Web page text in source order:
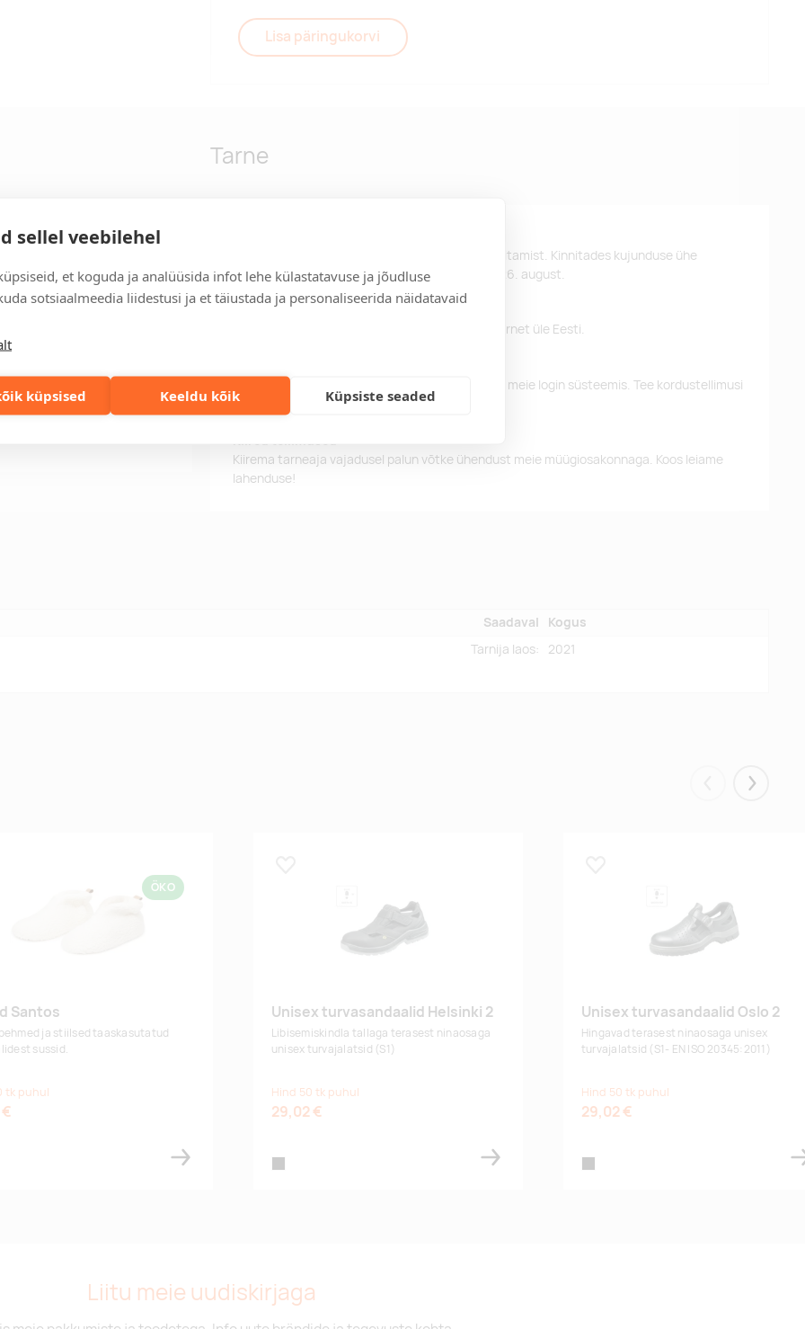
sellel veebilehel
et koguda ja analüüsida infot lehe külastatavuse ja jõudluse
sotsiaalmeedia liidestusi ja et täiustada ja personaliseerida näidatavaid
küpsised Keeldu kõik Küpsiste seaded
Lisa päringukorvi
37. Pakendatud
ainult kahes
Tarne
Tarneaeg on 12 tööpäeva pärast kujunduse kinnitamist. Kinnitades kujunduse ühe
tööpäeva jooksul, saate tooted kätte hiljemalt 26. august.
Tarne tingimused
Üle 500 euro tellimuste puhul pakume tasuta tarnet üle Eesti.
Jälgi oma olemasolevaid ning eelnevaid tellimusi meie login süsteemis. Tee kordustellimusi
lihtsalt.
Kiired tellimused
Kiirema tarneaja vajadusel palun võtke ühendust meie müügiosakonnaga. Koos leiame
lahenduse!
Saadaval Kogus
Tarnija laos: 2021
Eelmised
ÖKO
Santos
ja stiilsed taaskasutatud
sussid.
tk puhul
Unisex turvasandaalid Helsinki 2
Libisemiskindla tallaga terasest ninaosaga
unisex turvajalatsid (S1)
Hind 50 tk puhul
29,02 €
Unisex turvasandaalid Oslo 2
Hingavad terasest ninaosaga unisex
turvajalatsid (S1- EN ISO 20345:2011)
Hind 50 tk puhul
29,02 €
Liitu meie uudiskirjaga